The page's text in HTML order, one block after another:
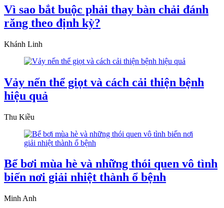
Vì sao bắt buộc phải thay bàn chải đánh
răng theo định kỳ?
Khánh Linh
Vảy nến thể giọt và cách cải thiện bệnh
hiệu quả
Thu Kiều
Bể bơi mùa hè và những thói quen vô tình
biến nơi giải nhiệt thành ổ bệnh
Minh Anh